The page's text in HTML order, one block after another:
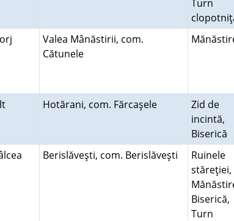
Turn
Valea Mânăstirii, com.
Cătunele
Hotărani, com. Fărcaşele
Zid de
incintă,
Biserică
Berislăveşti, com. Berislăveşti
Ruinele
stăreţiei,
Biserică,
Turn